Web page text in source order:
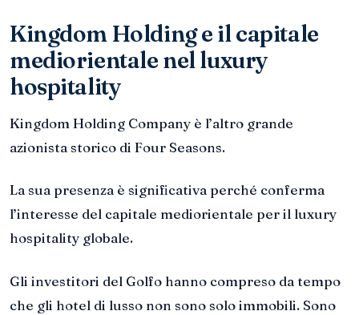
Kingdom Holding e il capitale
mediorientale nel luxury
hospitality
Kingdom Holding Company è l’altro grande
azionista storico di Four Seasons.
La sua presenza è significativa perché conferma
l’interesse del capitale mediorientale per il luxury
hospitality globale.
Gli investitori del Golfo hanno compreso da tempo
che gli hotel di lusso non sono solo immobili. Sono